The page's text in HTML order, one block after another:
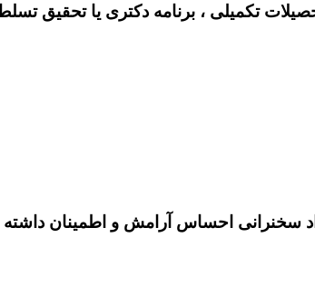
تکمیلی ، برنامه دکتری یا تحقیق
احساس آرامش و اطمینان داشته